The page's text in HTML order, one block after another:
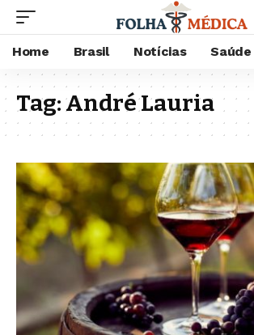
Home Brasil Notícias Saúde
Tag:André Lauria